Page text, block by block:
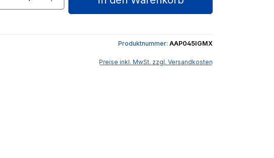
Produktnummer:AAP045IGMX
Preise inkl. MwSt. zzgl. Versandkosten